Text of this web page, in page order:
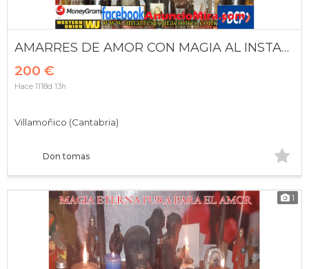
AMARRES DE AMOR CON MAGIA AL INSTANTE Y A DISTANCIA
200 €
Don tomas
Villamoñico (Cantabria)
Hace 1118d 13h
1